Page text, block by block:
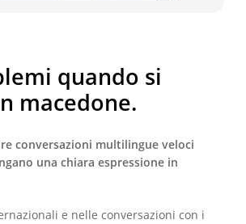
quando si
macedone.
conversazioni multilingue veloci
una chiara espressione in
e nelle conversazioni con i